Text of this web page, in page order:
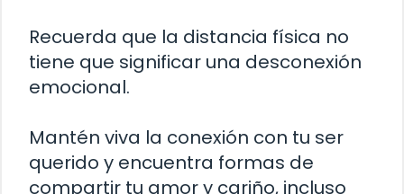
Recuerda que la distancia física no
tiene que significar una desconexión
emocional.
Mantén viva la conexión con tu ser
querido y encuentra formas de
compartir tu amor y cariño, incluso